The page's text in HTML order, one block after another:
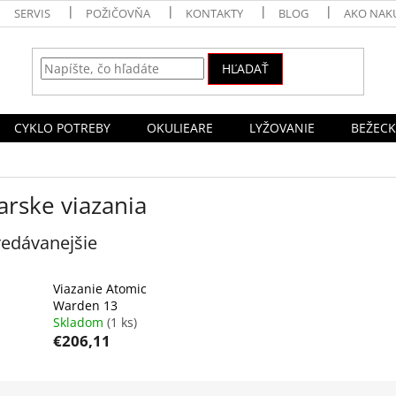
SERVIS POŽIČOVŇA KONTAKTY BLOG AKO
HĽADAŤ
CYKLO POTREBY OKULIEARE LYŽOVANIE
viazania
Viazanie Atomic
Warden 13
Skladom (1 ks)
€206,11